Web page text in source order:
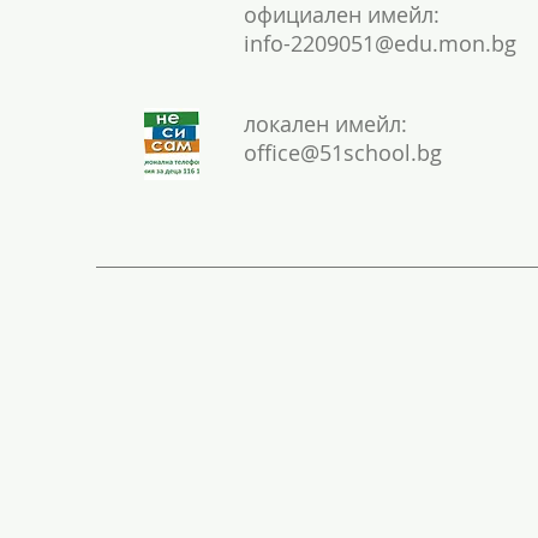
официален имейл:
info-2209051@edu.mon.bg
локален имейл:
office@51school.bg